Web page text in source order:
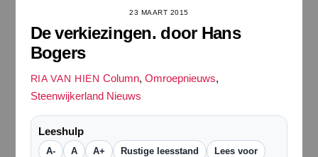
23 MAART 2015
De verkiezingen. door Hans
Bogers
RIA VAN HIEN Column, Omroepnieuws,
Steenwijkerland Nieuws
Leeshulp
A- A A+ Rustige leesstand Lees voor